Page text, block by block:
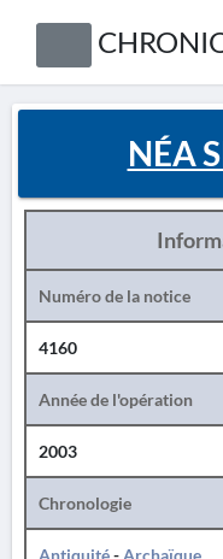
NÉA
Numéro de la notice
4160
Année de l'opération
2003
Chronologie
Antiquité-Archaïque